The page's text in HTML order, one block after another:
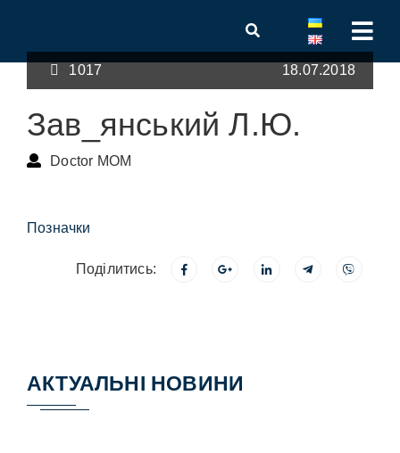
1017 18.07.2018
Зав_янський Л.Ю.
Doctor MOM
Позначки
Поділитись:
АКТУАЛЬНІ НОВИНИ